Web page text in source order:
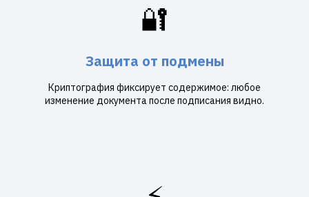
🔐
Защита от подмены
Криптография фиксирует содержимое: любое
изменение документа после подписания видно.